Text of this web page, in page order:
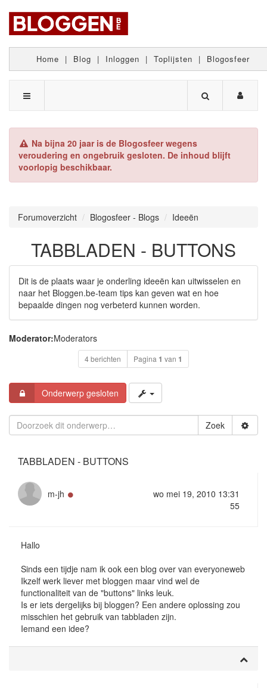
Home | Blog | Inloggen | Toplijsten | Blogosfeer
Na bijna 20 jaar is de Blogosfeer wegens
veroudering en ongebruik gesloten. De inhoud blijft
voorlopig beschikbaar.
Forumoverzicht Blogosfeer - Blogs Ideeën
TABBLADEN - BUTTONS
Dit is de plaats waar je onderling ideeën kan uitwisselen en
naar het Bloggen.be-team tips kan geven wat en hoe
bepaalde dingen nog verbeterd kunnen worden.
Moderator:Moderators
4 berichten Pagina 1 van 1
Onderwerp gesloten
Zoek
TABBLADEN - BUTTONS
m-jh
wo mei 19, 2010 13:31
55
Hallo
Sinds een tijdje nam ik ook een blog over van everyoneweb
Ikzelf werk liever met bloggen maar vind wel de
functionaliteit van de "buttons" links leuk.
Is er iets dergelijks bij bloggen? Een andere oplossing zou
misschien het gebruik van tabbladen zijn.
Iemand een idee?